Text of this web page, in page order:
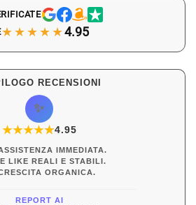
★★★★★4.95
RECENSIONI
✨
★★★★★
★4.95
IMMEDIATA.
LIKE REALI E STABILI.
ORGANICA.
REPORT AI